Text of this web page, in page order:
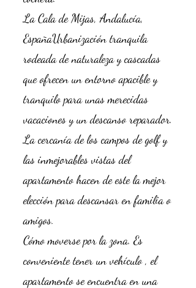
La Cala de Mijas, Andalucía,
EspañaUrbanización tranquila
rodeada de naturaleza y cascadas
que ofrecen un entorno apacible y
tranquilo para unas merecidas
vacaciones y un descanso reparador.
La cercanía de los campos de golf y
las inmejorables vistas del
apartamento hacen de este la mejor
elección para descansar en familia o
amigos.
Cómo moverse por la zona. Es
conveniente tener un vehículo , el
apartamento se encuentra en una